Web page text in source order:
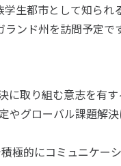
生都市として知られ
ンド州を訪問予定で
に取り組む意志を有
やグローバル課題
極的にコミュニケー